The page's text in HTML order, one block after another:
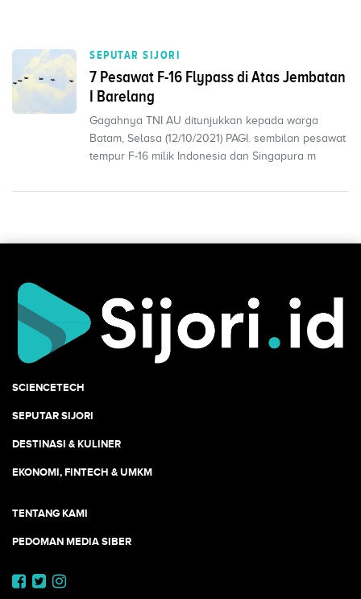
SEPUTAR SIJORI
7 Pesawat F-16 Flypass di Atas Jembatan
I Barelang
Gagahnya TNI AU ditunjukkan kepada warga
Batam, Selasa (12/10/2021) PAGI. sembilan pesawat
tempur F-16 milik Indonesia dan Singapura m
SCIENCETECH
SEPUTAR SIJORI
DESTINASI & KULINER
EKONOMI, FINTECH & UMKM
TENTANG KAMI
PEDOMAN MEDIA SIBER